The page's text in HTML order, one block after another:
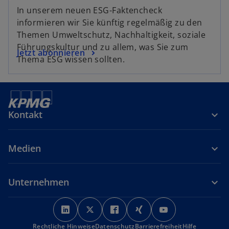
r
d
i
n
e
n
e
e
g
i
In unserem neuen ESG-Faktencheck
informieren wir Sie künftig regelmäßig zu den
Themen Umweltschutz, Nachhaltigkeit, soziale
Führungskultur und zu allem, was Sie zum
Thema ESG wissen sollten.
Jetzt abonnieren
w
i
r
d
i
n
n
e
n
e
Kontakt
Medien
Unternehmen
w
i
w
i
w
i
w
i
i
Rechtliche HinweiseDatenschutzBarrierefreiheitHilfe